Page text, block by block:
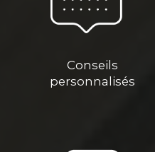
Conseils
personnalisés